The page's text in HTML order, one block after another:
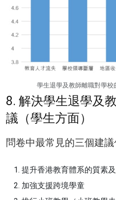
學生退學及教師離職對學校
8. 解決學生退學及
議（學生方面）
問卷中最常見的三個建議
提升香港教育體系的質素
加強支援跨境學童